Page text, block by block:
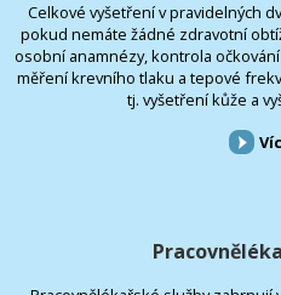
Celkové vyšetření v pravidelných
pokud nemáte žádné zdravotní
osobní anamnézy, kontrola
měření krevního tlaku a tepové
tj. vyšetření kůže a